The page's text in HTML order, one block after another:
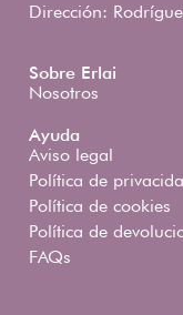
Dirección:
Sobre Erlai
Nosotros
Ayuda
Aviso legal
Política de
Política de cookies
Política de
FAQs